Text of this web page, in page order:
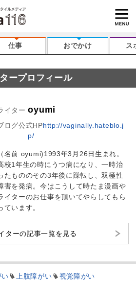
仕事 おでかけ ス
ープロフィール
イターoyumi
ログ公式HPhttp://vaginally.hateblo.j
p/
（名前 oyumi)1993年3月26日生まれ。
校1年生の時にうつ病になり、一時治
たもののその3年後に躁転し、双極性
害を発病。今はこうして時たま漫画や
イターのお仕事を頂いてやらしてもら
ています。
ターの記事一覧を見る
い 上肢障がい
視覚障がい